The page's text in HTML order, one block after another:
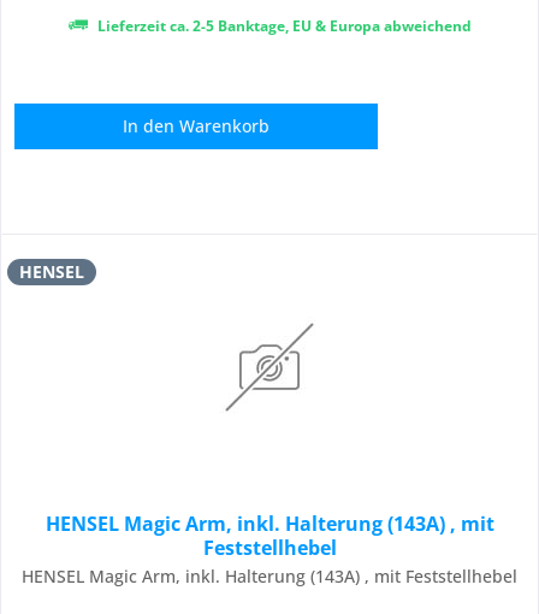
Lieferzeit ca. 2-5 Banktage, EU & Europa abweichend
In den Warenkorb
HENSEL
HENSEL Magic Arm, inkl. Halterung (143A) , mit
Feststellhebel
HENSEL Magic Arm, inkl. Halterung (143A) , mit Feststellhebel